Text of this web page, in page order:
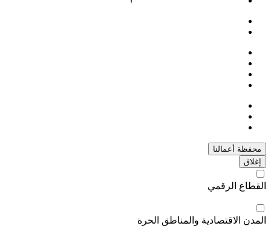
محفظة أعمالنا
إغلاق
القطاع الرقمي
المدن الاقتصادية والمناطق الحرة